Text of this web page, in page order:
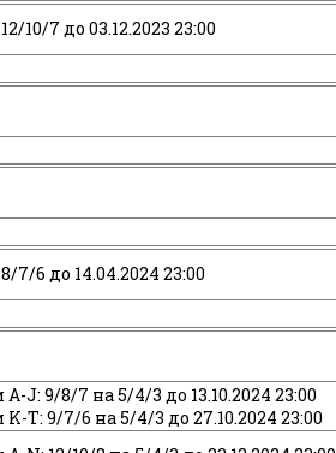
10/7 до 03.12.2023 23:00
7/6 до 14.04.2024 23:00
J: 9/8/7 на 5/4/3 до 13.10.2024 23:00
T: 9/7/6 на 5/4/3 до 27.10.2024 23:00